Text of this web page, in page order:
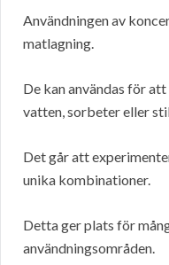
Användningen av
matlagning.
De kan användas för
vatten, sorbeter eller
Det går att
unika kombinationer.
Detta ger plats för
användningsområden.